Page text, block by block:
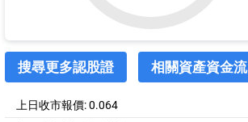
搜尋更多認股證 相關資產資金流
上日收市報價:0.064